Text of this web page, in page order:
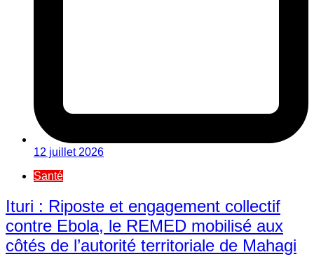
12 juillet 2026
Santé
Ituri : Riposte et engagement collectif
contre Ebola, le REMED mobilisé aux
côtés de l’autorité territoriale de Mahagi